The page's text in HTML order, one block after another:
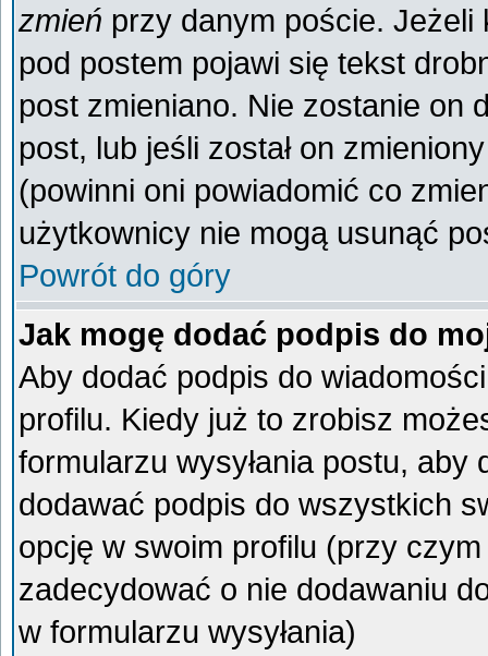
zmień przy danym poście. Jeżeli
pod postem pojawi się tekst
post zmieniano. Nie zostanie on
post, lub jeśli został on
(powinni oni powiadomić co
użytkownicy nie mogą usunąć
Powrót do góry
Jak mogę dodać podpis do
Aby dodać podpis do
profilu. Kiedy już to zrobisz
formularzu wysyłania postu,
dodawać podpis do wszystkich
opcję w swoim profilu (przy
zadecydować o nie dodawaniu
w formularzu wysyłania)